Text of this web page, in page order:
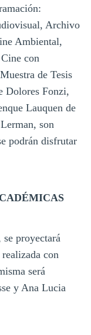
Archivo
Ambiental,
con
de Tesis
Dolores Fonzi,
Lauquen de
son
podrán disfrutar
proyectará
con
será
y Ana Lucia